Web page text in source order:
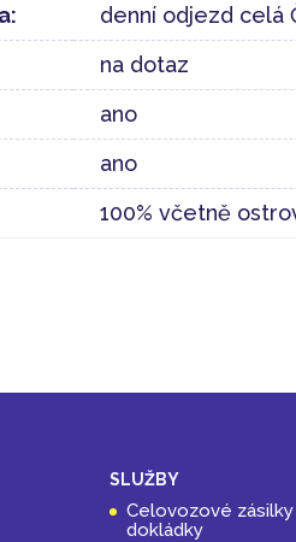
denní odjezd celá
na dotaz
ano
ano
100% včetně
SLUŽBY
Celovozové zásilky
dokládky